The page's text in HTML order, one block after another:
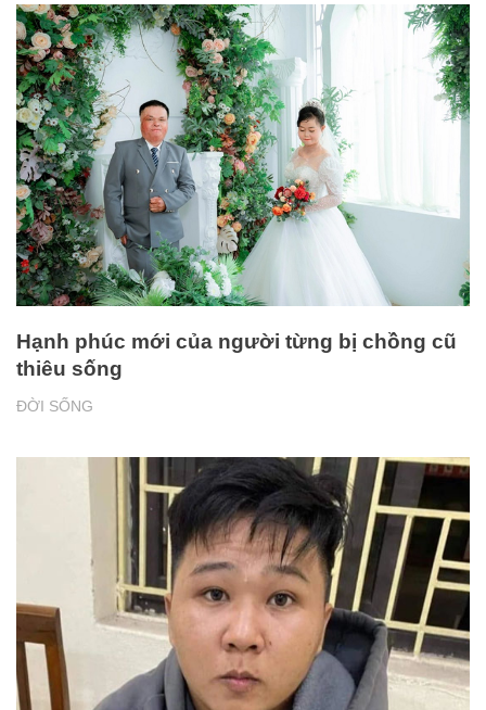
ĐỜI SỐNG
Hạnh phúc mới của người từng bị chồng cũ
thiêu sống